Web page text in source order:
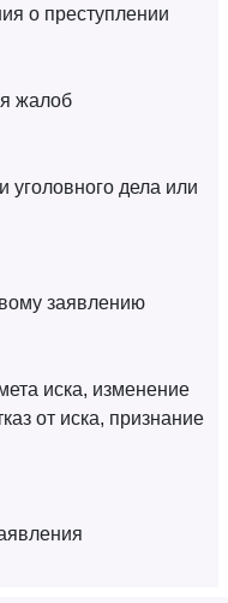
о преступлении
жалоб
уголовного дела или
заявлению
иска, изменение
от иска, признание